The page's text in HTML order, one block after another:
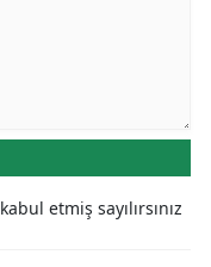
etmiş sayılırsınız